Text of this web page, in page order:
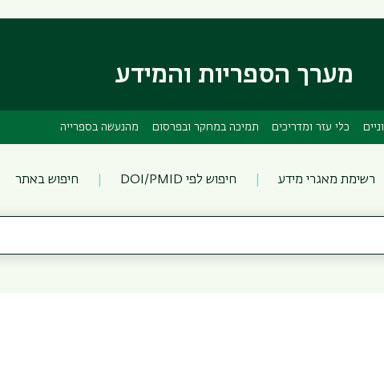
ראשי
מערך הספריות והמידע
כלי עזר ומדריכים תמיכה במחקר ובפרסום מהנעשה בספרייה
רשימת מאגרי מידע חיפוש לפי DOI/PMID חיפוש באתר